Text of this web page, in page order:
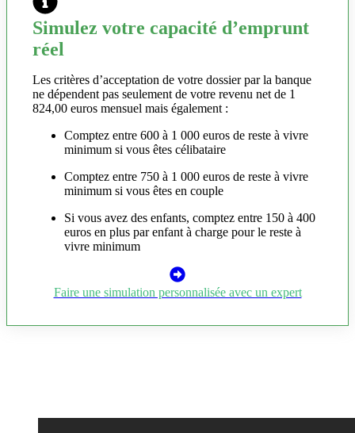
Simulez votre capacité d’emprunt
réel
Les critères d’acceptation de votre dossier par la banque
ne dépendent pas seulement de votre revenu net de 1
824,00 euros mensuel mais également :
Comptez entre 600 à 1 000 euros de reste à vivre
minimum si vous êtes célibataire
Comptez entre 750 à 1 000 euros de reste à vivre
minimum si vous êtes en couple
Si vous avez des enfants, comptez entre 150 à 400
euros en plus par enfant à charge pour le reste à
vivre minimum
Faire une simulation personnalisée avec un expert